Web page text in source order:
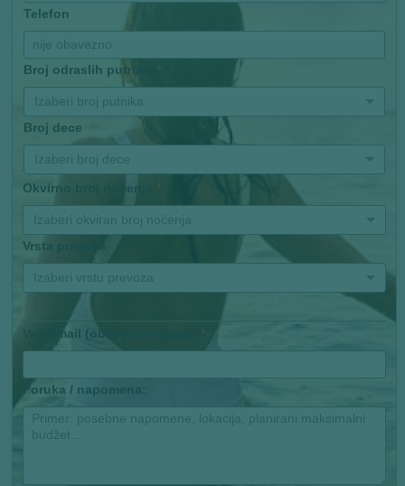
Telefon
Broj odraslih putnika *
Izaberi broj putnika
Broj dece
Izaberi broj dece
Okvirno broj noćenja *
Izaberi okviran broj noćenja
Vrsta prevoza
Izaberi vrstu prevoza
Vaš Email (obaveznan unos) *
Poruka / napomena: